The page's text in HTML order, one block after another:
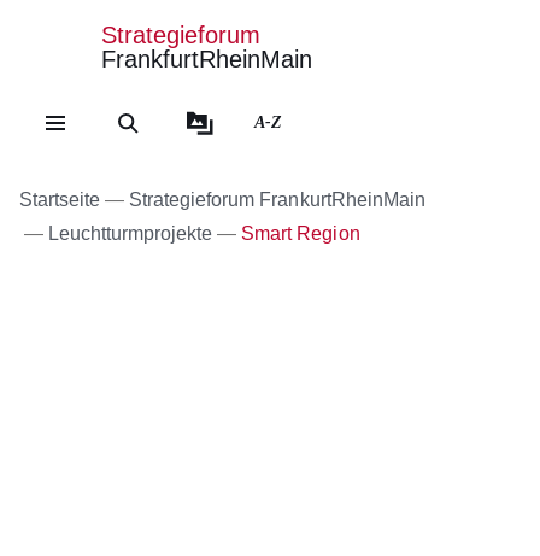
Direkt zum Kopf der
Direkt zum Inhalt
Direkt zum Fuß der
Strategieforum
FrankfurtRheinMain
A-Z
Startseite
Strategieforum FrankurtRheinMain
Leuchtturmprojekte
Smart Region